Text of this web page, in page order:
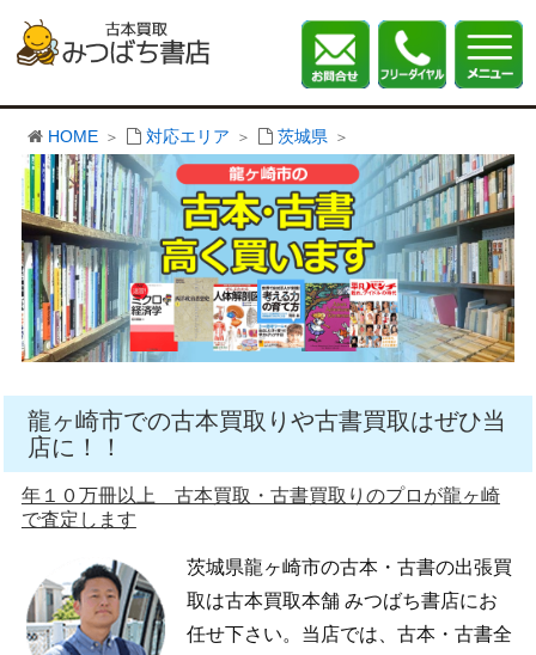
HOME 対応エリア 茨城県
龍ヶ崎市での古本買取りや古書買取はぜひ当
店に！！
年１０万冊以上 古本買取・古書買取りのプロが龍ヶ崎
で査定します
茨城県龍ヶ崎市の古本・古書の出張買
取は古本買取本舗 みつばち書店にお
任せ下さい。当店では、古本・古書全